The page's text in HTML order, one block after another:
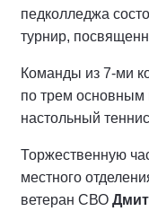
педколледжа
турнир,
Команды из 7-ми
по трем основным
настольный
Торжественную
местного
ветеран СВО